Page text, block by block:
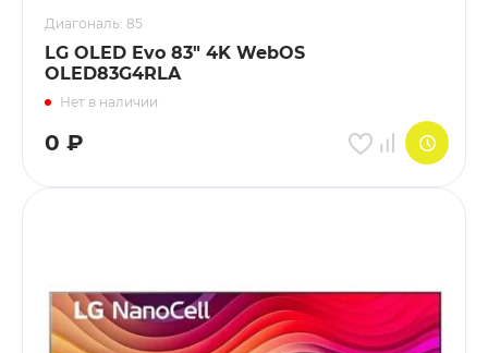
Диагональ: 85
LG OLED Evo 83" 4K WebOS
OLED83G4RLA
Нет в наличии
0 ₽